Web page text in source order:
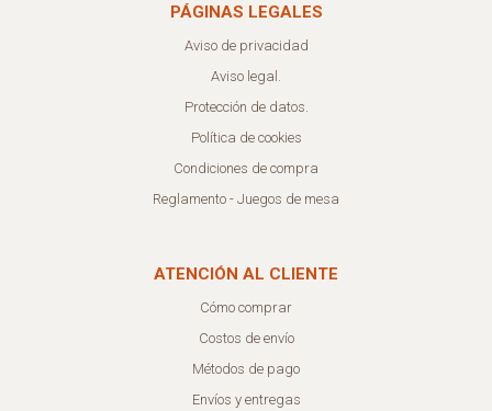
PÁGINAS LEGALES
Aviso de privacidad
Aviso legal.
Protección de datos.
Política de cookies
Condiciones de compra
Reglamento - Juegos de mesa
ATENCIÓN AL CLIENTE
Cómo comprar
Costos de envío
Métodos de pago
Envíos y entregas